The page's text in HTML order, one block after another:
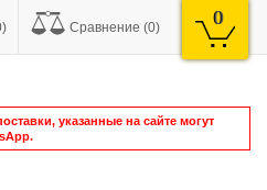
Сравнение (0) 0
указанные на сайте могут